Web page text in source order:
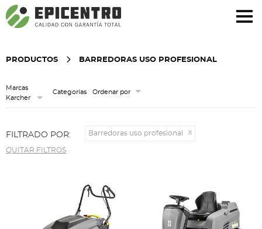
¿Olvidó su contraseña?Regístrese aquí
PRODUCTOS BARREDORAS USO PROFESIONAL
Marcas
Karcher
Categorías Ordenar por
FILTRADO POR: Barredoras uso profesional
QUITAR FILTROS